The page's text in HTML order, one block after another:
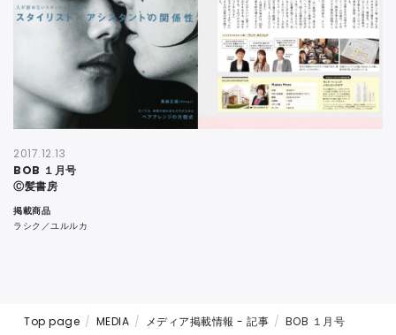
2017.12.13
BOB １月号
Ⓒ髪書房
掲載商品
ラシク／ユルルカ
Top page MEDIA メディア掲載情報 - 記事 BOB １月号